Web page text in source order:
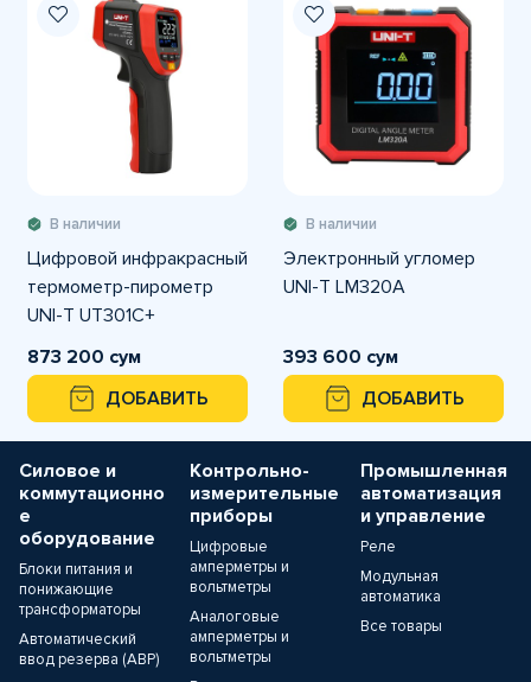
В наличии
Цифровой инфракрасный
термометр-пирометр
UNI-T UT301C+
873 200 сум
ДОБАВИТЬ
В наличии
Электронный угломер
UNI-T LM320A
393 600 сум
ДОБАВИТЬ
Силовое и
коммутационно
е
оборудование
Блоки питания и
понижающие
трансформаторы
Автоматический
ввод резерва (АВР)
Контрольно-
измерительные
приборы
Цифровые
амперметры и
вольтметры
Аналоговые
амперметры и
вольтметры
Промышленная
автоматизация
и управление
Реле
Модульная
автоматика
Все товары